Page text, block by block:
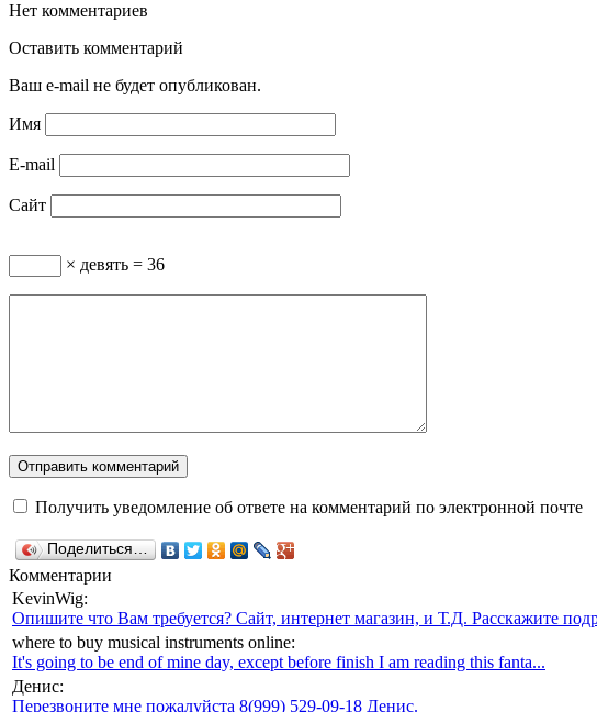
Нет комментариев
Оставить комментарий
Ваш e-mail не будет опубликован.
Имя
E-mail
Сайт
× девять = 36
Получить уведомление об ответе на комментарий по электронной почте
Поделиться…
Комментарии
KevinWig:
Опишите что Вам требуется? Сайт, интернет магазин, и Т.Д. Расскажите
where to buy musical instruments online:
It's going to be end of mine day, except before finish I am reading this fanta...
Денис:
Перезвоните мне пожалуйста 8(999) 529-09-18 Денис.